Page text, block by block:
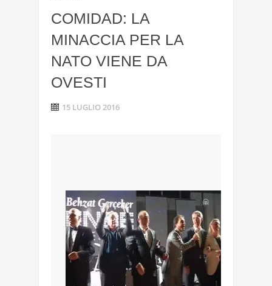
COMIDAD: LA
MINACCIA PER LA
NATO VIENE DA
OVESTI
15 LUGLIO 2016